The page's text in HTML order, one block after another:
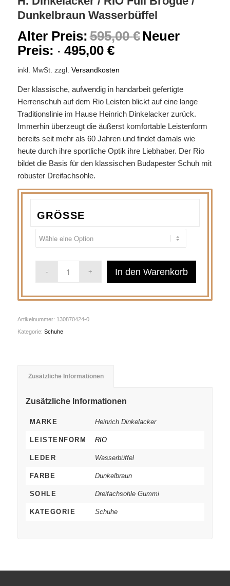
Dunkelbraun Wasserbüffel
Alter Preis:595,00€Neuer
Preis:
495,00 €
inkl. MwSt. zzgl. Versandkosten
Der klassische, aufwendig in handarbeit gefertigte
Herrenschuh auf dem Rio Leisten blickt auf eine lange
Traditionslinie im Hause Heinrich Dinkelacker zurück.
Immerhin überzeugt die äußerst komfortable Leistenform
bereits seit mehr als 60 Jahren und findet damals wie
heute durch ihre sportliche Optik ihre Liebhaber. Der Rio
bildet die Basis für den klassischen Budapester Schuh mit
robuster Dreifachsohle.
GRÖSSE
In den Warenkorb
Artikelnummer: 130870424-0
Kategorie: Schuhe
Zusätzliche Informationen
Zusätzliche Informationen
MARKE Heinrich Dinkelacker
LEISTENFORM RIO
LEDER Wasserbüffel
FARBE Dunkelbraun
SOHLE Dreifachsohle Gummi
KATEGORIE Schuhe